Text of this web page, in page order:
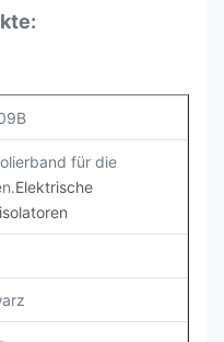
für die
Elektrische